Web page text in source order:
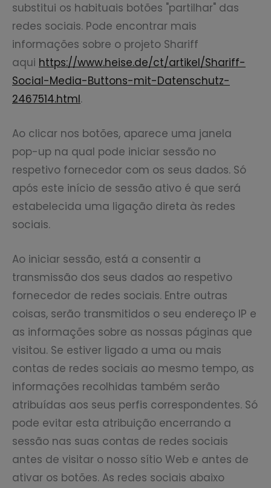
substitui os habituais botões "partilhar" das
redes sociais. Pode encontrar mais
informações sobre o projeto Shariff
aqui https://www.heise.de/ct/artikel/Shariff-
Social-Media-Buttons-mit-Datenschutz-
2467514.html.
Ao clicar nos botões, aparece uma janela
pop-up na qual pode iniciar sessão no
respetivo fornecedor com os seus dados. Só
após este início de sessão ativo é que será
estabelecida uma ligação direta às redes
sociais.
Ao iniciar sessão, está a consentir a
transmissão dos seus dados ao respetivo
fornecedor de redes sociais. Entre outras
coisas, serão transmitidos o seu endereço IP e
as informações sobre as nossas páginas que
visitou. Se estiver ligado a uma ou mais
contas de redes sociais ao mesmo tempo, as
informações recolhidas também serão
atribuídas aos seus perfis correspondentes. Só
pode evitar esta atribuição encerrando a
sessão nas suas contas de redes sociais
antes de visitar o nosso sítio Web e antes de
ativar os botões. As redes sociais abaixo